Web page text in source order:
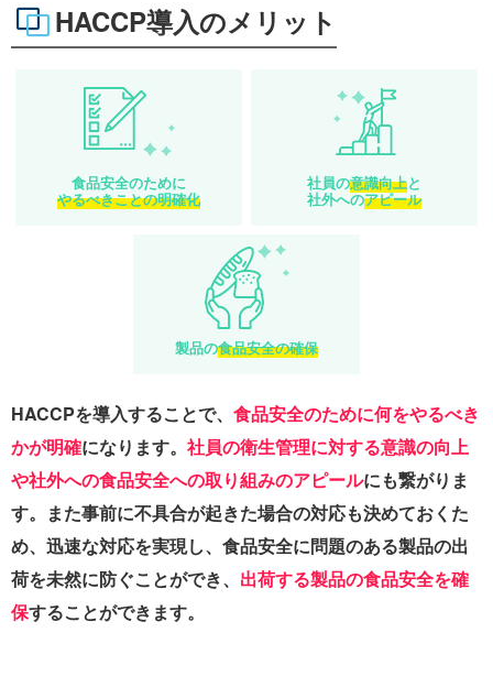
HACCP導入のメリット
食品安全のために
やるべきことの明確化
社員の意識向上と
社外へのアピール
製品の食品安全の確保
HACCPを導入することで、 食品安全のために何をやるべき
かが明確になります。 社員の衛生管理に対する意識の向上
や社外への食品安全への取り組みのアピールにも繋がりま
す。また事前に不具合が起きた場合の対応も決めておくた
め、迅速な対応を実現し、食品安全に問題のある製品の出
荷を未然に防ぐことができ、 出荷する製品の食品安全を確
保することができます。